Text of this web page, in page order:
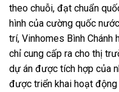
theo chuỗi, đạt chuẩn
hình của cường quốc
trí, Vinhomes Bình Chánh
chỉ cung cấp ra cho thị
dự án được tích hợp của
được triển khai hoạt động